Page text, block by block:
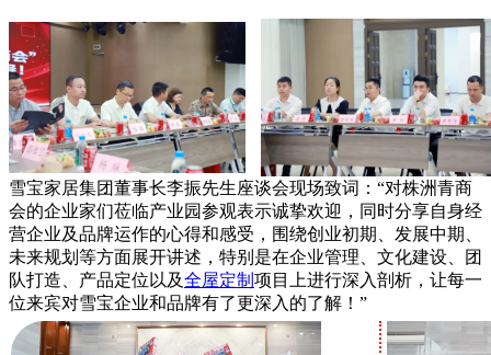
雪宝家居集团董事长李振先生座谈会现场致词：“对株洲青商
会的企业家们莅临产业园参观表示诚挚欢迎，同时分享自身经
营企业及品牌运作的心得和感受，围绕创业初期、发展中期、
未来规划等方面展开讲述，特别是在企业管理、文化建设、团
队打造、产品定位以及全屋定制 项目上进行深入剖析，让每一
位来宾对雪宝企业和品牌有了更深入的了解！”